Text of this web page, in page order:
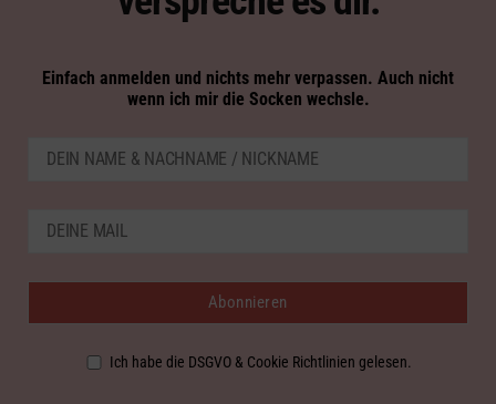
Einfach anmelden und nichts mehr verpassen. Auch nicht
wenn ich mir die Socken wechsle.
Ich habe die DSGVO & Cookie Richtlinien gelesen.